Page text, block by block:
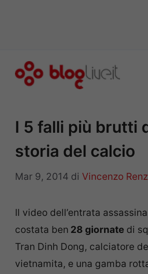
I 5 falli più brutti
storia del calcio
Mar 9, 2014 di Vincenzo
Il video dell’entrata
costata ben 28 giornate di
Tran Dinh Dong, calciatore
vietnamita, e una gamba